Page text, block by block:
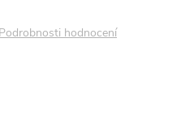
Podrobnosti hodnocení